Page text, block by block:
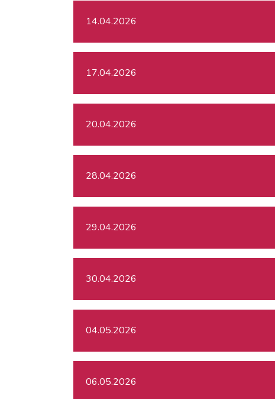
14.04.2026
17.04.2026
20.04.2026
28.04.2026
29.04.2026
30.04.2026
04.05.2026
06.05.2026